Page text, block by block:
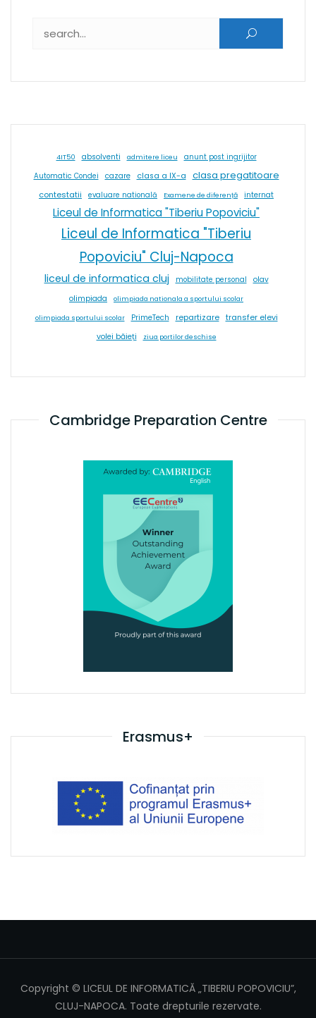
4IT50 absolventi admitere liceu anunt post ingrijitor
Automatic Condei cazare clasa a IX-a clasa pregatitoare
contestatii evaluare natională Examene de diferență internat
Liceul de Informatica "Tiberiu Popoviciu"
Liceul de Informatica "Tiberiu
Popoviciu" Cluj-Napoca
liceul de informatica cluj mobilitate personal
olav
olimpiada
olimpiada nationala a sportului scolar
olimpiada sportului scolar PrimeTech repartizare transfer elevi
volei băieți ziua portilor deschise
Cambridge Preparation Centre
Erasmus+
Copyright © LICEUL DE INFORMATICĂ „TIBERIU POPOVICIU”,
CLUJ-NAPOCA. Toate drepturile rezervate.